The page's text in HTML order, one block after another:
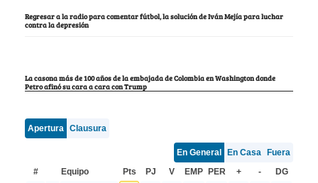
Regresar a la radio para comentar fútbol, la solución de Iván Mejía para luchar
contra la depresión
La casona más de 100 años de la embajada de Colombia en Washington donde
Petro afinó su cara a cara con Trump
Apertura Clausura
En General En Casa
Fuera
#
Equipo Pts PJ V EMP PER + - DG